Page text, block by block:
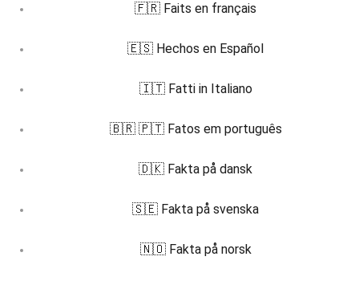
🇫🇷 Faits en français
🇪🇸 Hechos en Español
🇮🇹 Fatti in Italiano
🇧🇷 🇵🇹 Fatos em português
🇩🇰 Fakta på dansk
🇸🇪 Fakta på svenska
🇳🇴 Fakta på norsk